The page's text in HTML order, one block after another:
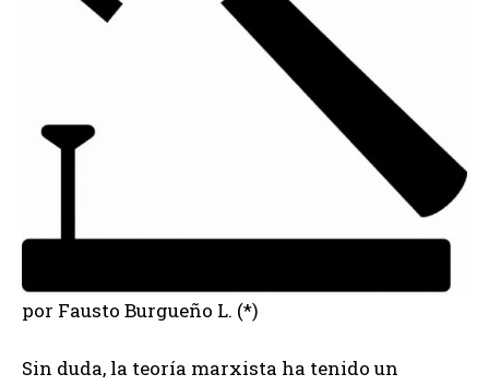
por Fausto Burgueño L. (*)
Sin duda, la teoría marxista ha tenido un